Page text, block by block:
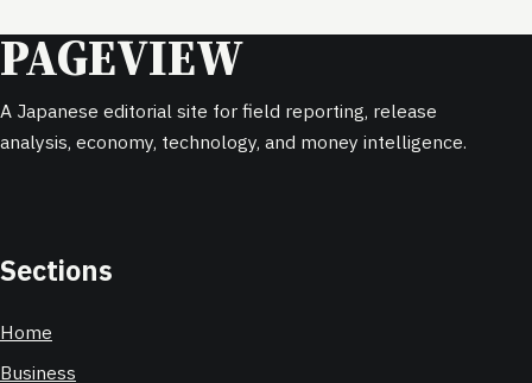
PAGEVIEW
A Japanese editorial site for field reporting, release
analysis, economy, technology, and money intelligence.
Sections
Home
Business